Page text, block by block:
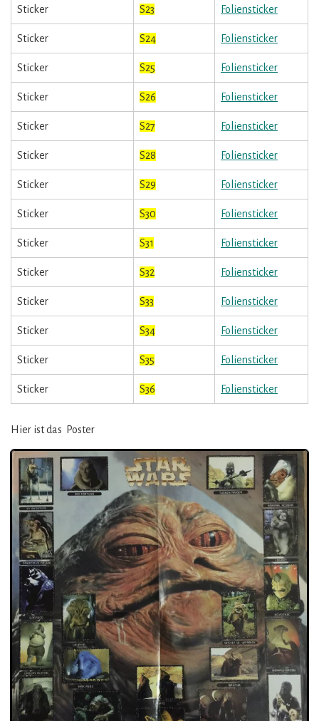
Sticker S23 Foliensticker
Sticker S24 Foliensticker
Sticker S25 Foliensticker
Sticker S26 Foliensticker
Sticker S27 Foliensticker
Sticker S28 Foliensticker
Sticker S29 Foliensticker
Sticker S30 Foliensticker
Sticker S31 Foliensticker
Sticker S32 Foliensticker
Sticker S33 Foliensticker
Sticker S34 Foliensticker
Sticker S35 Foliensticker
Sticker S36 Foliensticker
Hier ist das Poster